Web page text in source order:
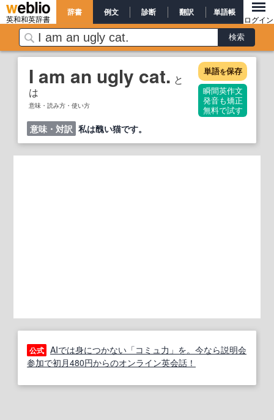
英和和英辞書
辞書 例文 診断 翻訳 単語帳
ログイン
I am an ugly cat. と
は
意味・読み方・使い方
単語を保存
瞬間英作文
発音も矯正
無料で試す
意味・対訳 私は醜い猫です。
公式 AIでは身につかない「コミュ力」を。今なら説明会
参加で初月480円からのオンライン英会話！